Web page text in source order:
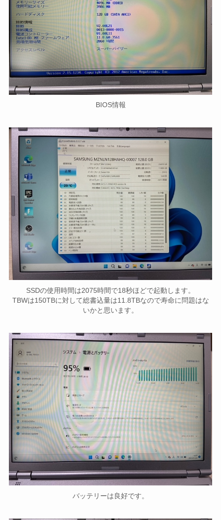
BIOS情報
SSDの使用時間は2075時間で18秒ほどで起動します。
TBWは150TBに対して総書込量は11.8TBなので寿命に問題はな
いかと思います。
バッテリーは良好です。